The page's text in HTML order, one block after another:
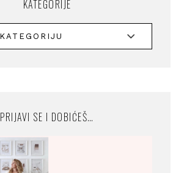
KATEGORIJE
PRIJAVI SE I DOBIĆEŠ…